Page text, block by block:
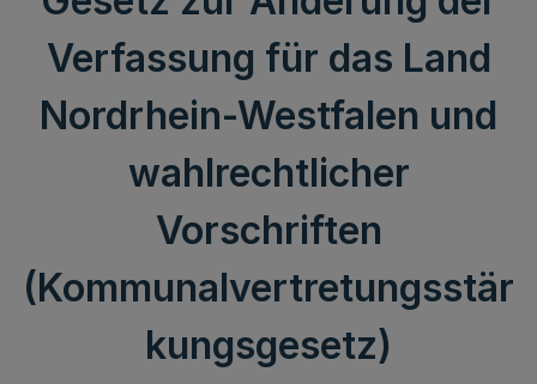
Verfassung für das Land
Nordrhein-Westfalen und
wahlrechtlicher
Vorschriften
(Kommunalvertretungsstär
kungsgesetz)